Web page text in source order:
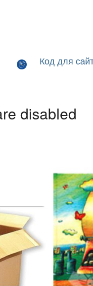
Код для
disabled